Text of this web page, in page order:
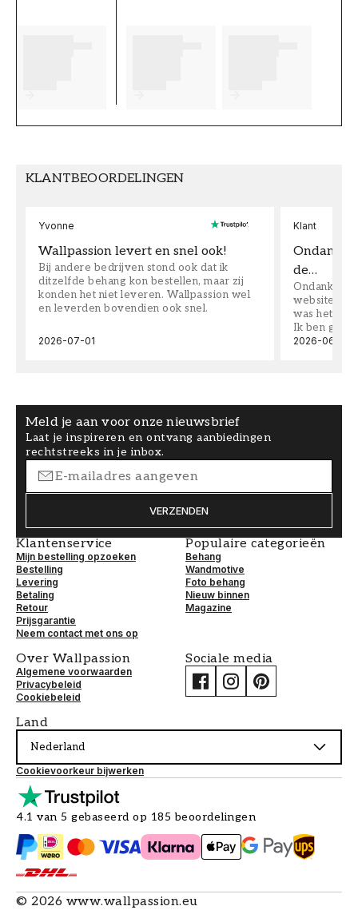
KLANTBEOORDELINGEN
Yvonne
Wallpassion levert en snel ook!
Bij andere bedrijven stond ook dat ik
ditzelfde behang kon bestellen, maar zij
konden het niet leveren. Wallpassion wel
en leverden bovendien ook snel.
2026-07-01
Klant
Ondanks
de…
Ondanks
website
was het
Ik ben
2026-06-08
Meld je aan voor onze nieuwsbrief
Laat je inspireren en ontvang aanbiedingen
rechtstreeks in je inbox.
VERZENDEN
Klantenservice
Mijn bestelling opzoeken
Bestelling
Levering
Betaling
Retour
Prijsgarantie
Neem contact met ons op
Populaire categorieën
Behang
Wandmotive
Foto behang
Nieuw binnen
Magazine
Over Wallpassion
Algemene voorwaarden
Privacybeleid
Cookiebeleid
Sociale media
Land
Nederland
Cookievoorkeur bijwerken
4.1 van 5 gebaseerd op 185 beoordelingen
© 2026 www.wallpassion.eu